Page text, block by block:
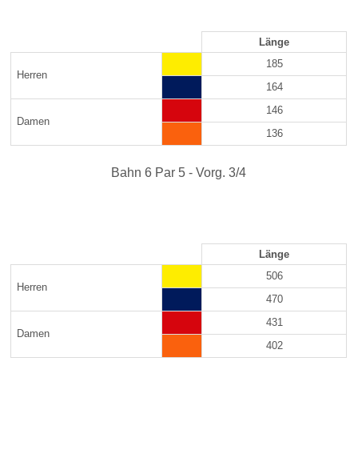
Länge
Herren
185
164
Damen
146
136
Bahn 6 Par 5 - Vorg. 3/4
Länge
Herren
506
470
Damen
431
402